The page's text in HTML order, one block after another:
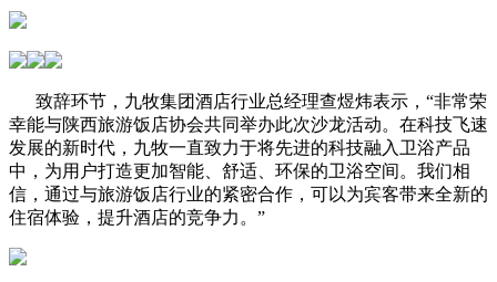
致辞环节，九牧集团酒店行业总经理查煜炜表示，“非常荣
幸能与陕西旅游饭店协会共同举办此次沙龙活动。在科技飞速
发展的新时代，九牧一直致力于将先进的科技融入卫浴产品
中，为用户打造更加智能、舒适、环保的卫浴空间。我们相
信，通过与旅游饭店行业的紧密合作，可以为宾客带来全新的
住宿体验，提升酒店的竞争力。”